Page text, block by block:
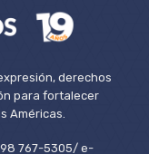
derechos
para fortalecer
Américas.
767-5305/ e-